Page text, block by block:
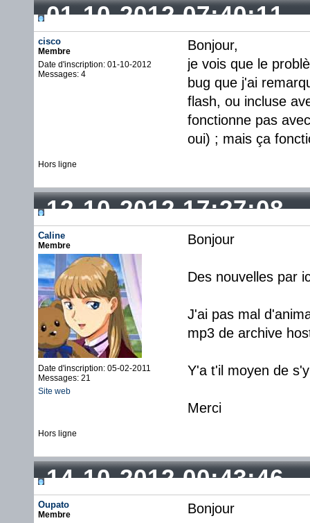
01-10-2012 07:40:11
cisco
Membre
Date d'inscription: 01-10-2012
Messages: 4
Bonjour,
je vois que le
bug que j'ai
flash, ou incluse
fonctionne pas
oui) ; mais ça
Hors ligne
12-10-2012 17:27:08
Caline
Membre
Date d'inscription: 05-02-2011
Messages: 21
Site web
Bonjour
Des nouvelles par
J'ai pas mal
mp3 de archive
Y'a t'il moyen de
Merci
Hors ligne
14-10-2012 00:43:46
Oupato
Membre
Bonjour